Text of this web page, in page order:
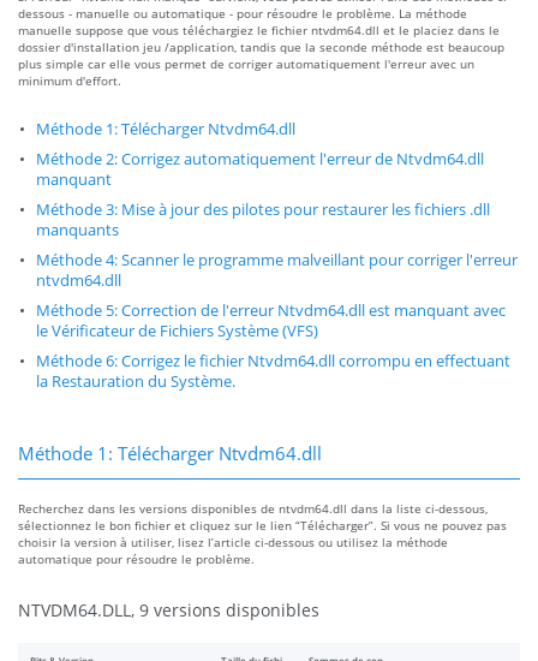
dessous - manuelle ou automatique - pour résoudre le problème. La méthode
manuelle suppose que vous téléchargiez le fichier ntvdm64.dll et le placiez dans le
dossier d'installation jeu /application, tandis que la seconde méthode est beaucoup
plus simple car elle vous permet de corriger automatiquement l'erreur avec un
minimum d'effort.
Méthode 1: Télécharger Ntvdm64.dll
Méthode 2: Corrigez automatiquement l'erreur de Ntvdm64.dll
manquant
Méthode 3: Mise à jour des pilotes pour restaurer les fichiers .dll
manquants
Méthode 4: Scanner le programme malveillant pour corriger l'erreur
ntvdm64.dll
Méthode 5: Correction de l'erreur Ntvdm64.dll est manquant avec
le Vérificateur de Fichiers Système (VFS)
Méthode 6: Corrigez le fichier Ntvdm64.dll corrompu en effectuant
la Restauration du Système.
Méthode 1: Télécharger Ntvdm64.dll
Recherchez dans les versions disponibles de ntvdm64.dll dans la liste ci-dessous,
sélectionnez le bon fichier et cliquez sur le lien “Télécharger”. Si vous ne pouvez pas
choisir la version à utiliser, lisez l’article ci-dessous ou utilisez la méthode
automatique pour résoudre le problème.
NTVDM64.DLL, 9 versions disponibles